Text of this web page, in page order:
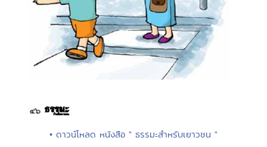
• ดาวน์โหลด หนังสือ " ธรรมะสำหรับเยาวชน "